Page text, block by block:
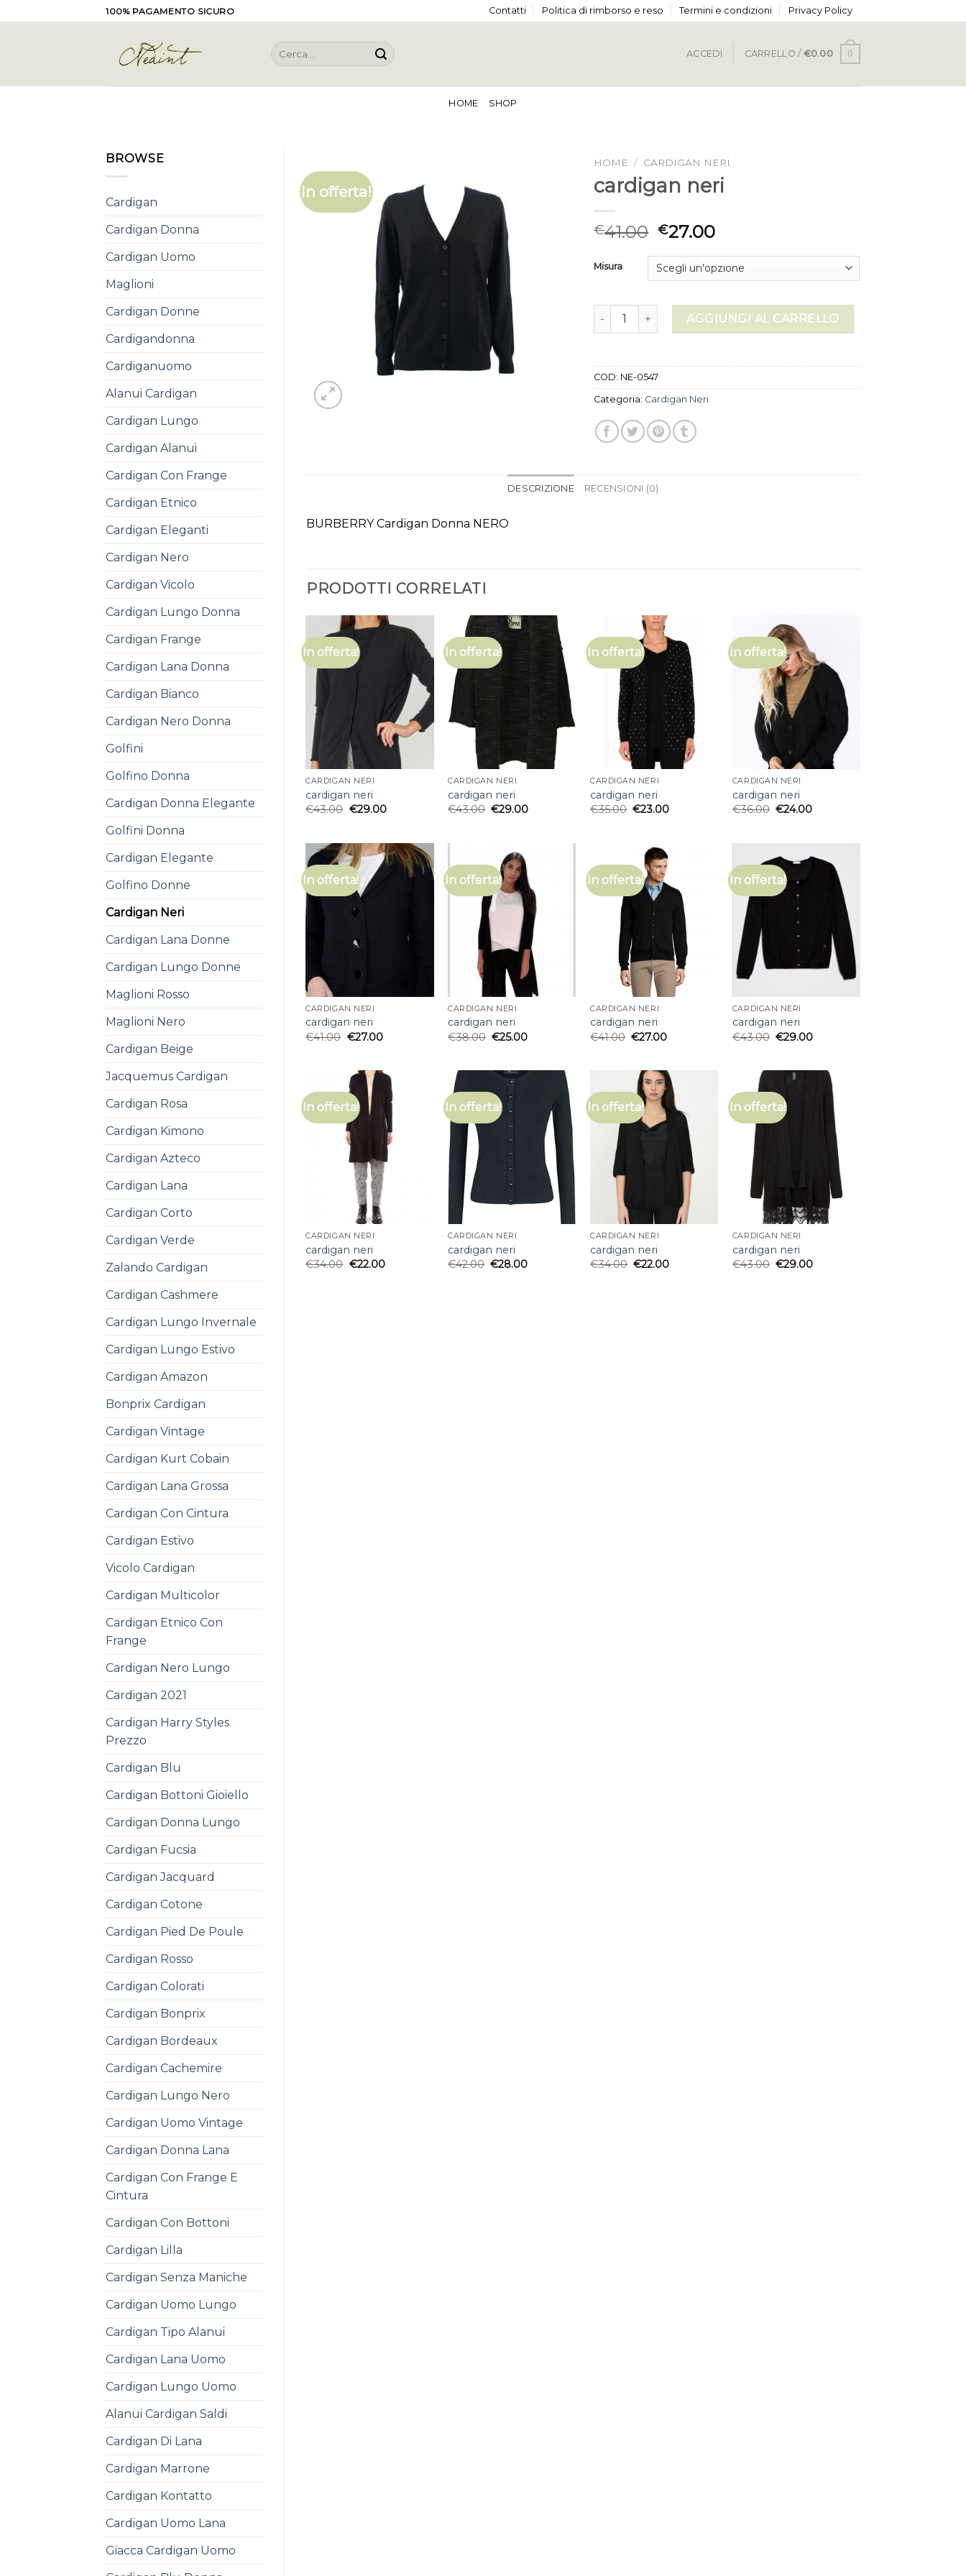
to
100% PAGAMENTO SICURO Contatti Politica di rimborso e reso Termini e condizioni Privacy Policy
Cerca:
ACCEDI CARRELLO / €0.00 0
HOME SHOP
BROWSE
Cardigan
Cardigan Donna
Cardigan Uomo
Maglioni
Cardigan Donne
Cardigandonna
Cardiganuomo
Alanui Cardigan
Cardigan Lungo
Cardigan Alanui
Cardigan Con Frange
Cardigan Etnico
Cardigan Eleganti
Cardigan Nero
Cardigan Vicolo
Cardigan Lungo Donna
Cardigan Frange
Cardigan Lana Donna
Cardigan Bianco
Cardigan Nero Donna
Golfini
Golfino Donna
Cardigan Donna Elegante
Golfini Donna
Cardigan Elegante
Golfino Donne
Cardigan Neri
Cardigan Lana Donne
Cardigan Lungo Donne
Maglioni Rosso
Maglioni Nero
Cardigan Beige
Jacquemus Cardigan
Cardigan Rosa
Cardigan Kimono
Cardigan Azteco
Cardigan Lana
Cardigan Corto
Cardigan Verde
Zalando Cardigan
Cardigan Cashmere
Cardigan Lungo Invernale
Cardigan Lungo Estivo
Cardigan Amazon
Bonprix Cardigan
Cardigan Vintage
Cardigan Kurt Cobain
Cardigan Lana Grossa
Cardigan Con Cintura
Cardigan Estivo
Vicolo Cardigan
Cardigan Multicolor
Cardigan Etnico Con
Frange
Cardigan Nero Lungo
Cardigan 2021
Cardigan Harry Styles
Prezzo
Cardigan Blu
Cardigan Bottoni Gioiello
Cardigan Donna Lungo
Cardigan Fucsia
Cardigan Jacquard
Cardigan Cotone
Cardigan Pied De Poule
Cardigan Rosso
Cardigan Colorati
Cardigan Bonprix
Cardigan Bordeaux
Cardigan Cachemire
Cardigan Lungo Nero
Cardigan Uomo Vintage
Cardigan Donna Lana
Cardigan Con Frange E
Cintura
Cardigan Con Bottoni
Cardigan Lilla
Cardigan Senza Maniche
Cardigan Uomo Lungo
Cardigan Tipo Alanui
Cardigan Lana Uomo
Cardigan Lungo Uomo
Alanui Cardigan Saldi
Cardigan Di Lana
Cardigan Marrone
Cardigan Kontatto
Cardigan Uomo Lana
Giacca Cardigan Uomo
In offerta!
HOME / CARDIGAN NERI
cardigan neri
€41.00 €27.00
Misura
cardigan neri quantitàAGGIUNGI AL CARRELLO
COD: NE-0547
Categoria: Cardigan Neri
DESCRIZIONE RECENSIONI (0)
BURBERRY Cardigan Donna NERO
PRODOTTI CORRELATI
In offerta!
CARDIGAN NERI
cardigan neri
€43.00 €29.00
In offerta!
CARDIGAN NERI
cardigan neri
€43.00 €29.00
In offerta!
CARDIGAN NERI
cardigan neri
€35.00 €23.00
In offerta!
CARDIGAN NERI
cardigan neri
€36.00 €24.00
In offerta!
CARDIGAN NERI
cardigan neri
€41.00 €27.00
In offerta!
CARDIGAN NERI
cardigan neri
€38.00 €25.00
In offerta!
CARDIGAN NERI
cardigan neri
€41.00 €27.00
In offerta!
CARDIGAN NERI
cardigan neri
€43.00 €29.00
In offerta!
CARDIGAN NERI
cardigan neri
€34.00 €22.00
In offerta!
CARDIGAN NERI
cardigan neri
€42.00 €28.00
In offerta!
CARDIGAN NERI
cardigan neri
€34.00 €22.00
In offerta!
CARDIGAN NERI
cardigan neri
€43.00 €29.00